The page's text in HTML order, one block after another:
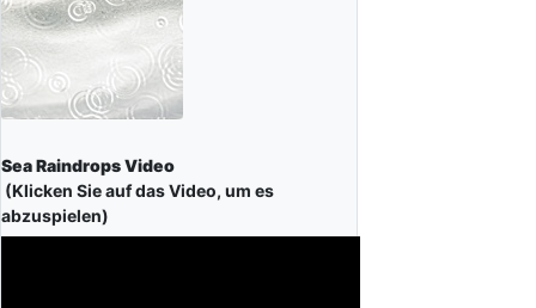
Sea Raindrops Video
(Klicken Sie auf das Video, um es
abzuspielen)